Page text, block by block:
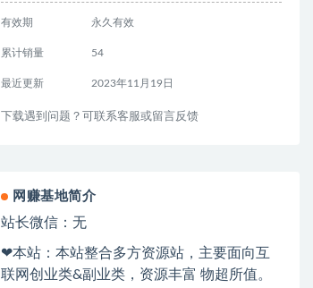
有效期 永久有效
累计销量 54
最近更新 2023年11月19日
下载遇到问题？可联系客服或留言反馈
网赚基地简介
站长微信：无
❤本站：本站整合多方资源站，主要面向互
联网创业类&副业类，资源丰富 物超所值。